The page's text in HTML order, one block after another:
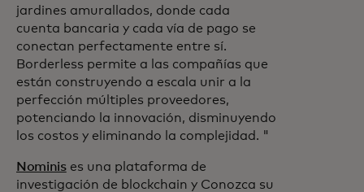
jardines amurallados, donde cada
cuenta bancaria y cada vía de pago se
conectan perfectamente entre sí.
Borderless permite a las compañías que
están construyendo a escala unir a la
perfección múltiples proveedores,
potenciando la innovación, disminuyendo
los costos y eliminando la complejidad. "
Nominises una plataforma de
investigación de blockchain y Conozca su